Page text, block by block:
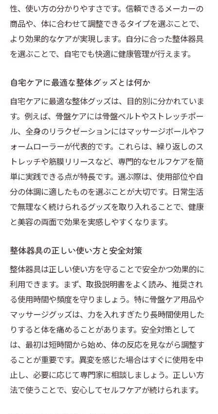
性、使い方の分かりやすさです。信頼できるメーカーの
商品や、体に合わせて調整できるタイプを選ぶことで、
より効果的なケアが実現します。自分に合った整体器具
を選ぶことで、自宅でも快適に健康管理が行えます。
自宅ケアに最適な整体グッズとは何か
自宅ケアに最適な整体グッズは、目的別に分かれていま
す。例えば、骨盤ケアには骨盤ベルトやストレッチポー
ル、全身のリラクゼーションにはマッサージボールやフ
ォームローラーが代表的です。これらは、繰り返しのス
トレッチや筋膜リリースなど、専門的なセルフケアを簡
単に実践できる点が特長です。選ぶ際は、使用部位や自
分の体調に適したものを選ぶことが大切です。日常生活
で無理なく続けられるグッズを取り入れることで、健康
と美容の両面で効果を実感しやすくなります。
整体器具の正しい使い方と安全対策
整体器具は正しい使い方を守ることで安全かつ効果的に
利用できます。まず、取扱説明書をよく読み、推奨され
る使用時間や頻度を守りましょう。特に骨盤ケア用品や
マッサージグッズは、力を入れすぎたり長時間使用した
りすると体を痛めることがあります。安全対策として
は、最初は短時間から始め、体の反応を見ながら調整す
ることが重要です。異変を感じた場合はすぐに使用を中
止し、必要に応じて専門家に相談しましょう。正しい方
法で使うことで、安心してセルフケアが続けられます。